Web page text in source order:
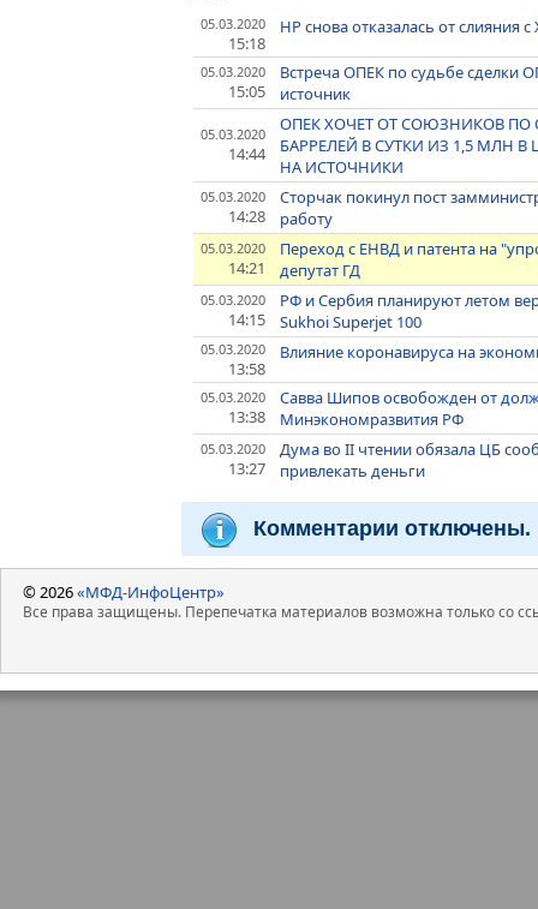
05.03.2020
15:18
HP снова отказалась от слияния с
05.03.2020
15:05
Встреча ОПЕК по судьбе сделки
источник
05.03.2020
14:44
ОПЕК ХОЧЕТ ОТ СОЮЗНИКОВ ПО
БАРРЕЛЕЙ В СУТКИ ИЗ 1,5 МЛН
НА ИСТОЧНИКИ
05.03.2020
14:28
Сторчак покинул пост
работу
05.03.2020
14:21
Переход с ЕНВД и патента на
депутат ГД
05.03.2020
14:15
РФ и Сербия планируют летом
Sukhoi Superjet 100
05.03.2020
13:58
Влияние коронавируса на
05.03.2020
13:38
Савва Шипов освобожден от
Минэкономразвития РФ
05.03.2020
13:27
Дума во II чтении обязала ЦБ
привлекать деньги
Комментарии отключены.
© 2026«МФД-ИнфоЦентр»
Все права защищены. Перепечатка материалов возможна только со